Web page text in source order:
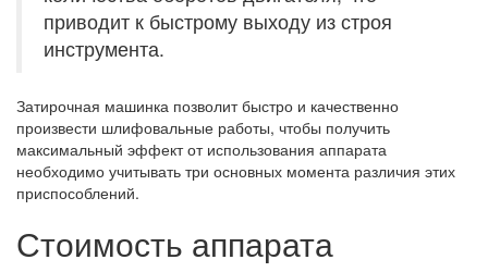
приводит к быстрому выходу из строя
инструмента.
Затирочная машинка позволит быстро и качественно
произвести шлифовальные работы, чтобы получить
максимальный эффект от использования аппарата
необходимо учитывать три основных момента различия этих
приспособлений.
Стоимость аппарата